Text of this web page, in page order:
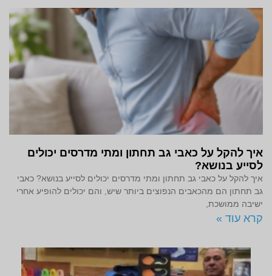
איך להקל על כאבי גב תחתון ומתי מדרסים יכולים
לסייע בנושא?
איך להקל על כאבי גב תחתון ומתי מדרסים יכולים לסייע בנושא? כאבי
גב תחתון הם מהכאבים הנפוצים ביותר שיש, והם יכולים להופיע אחרי
ישיבה ממושכת,
קרא עוד »